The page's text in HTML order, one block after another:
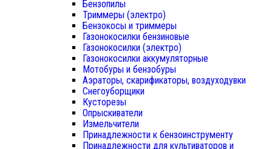
Бензопилы
Триммеры (электро)
Бензокосы и триммеры
Газонокосилки бензиновые
Газонокосилки (электро)
Газонокосилки аккумуляторные
Мотобуры и бензобуры
Аэраторы, скарификаторы, воздуходувки
Снегоуборщики
Кусторезы
Опрыскиватели
Измельчители
Принадлежности к бензоинструменту
Принадлежности для культиваторов и